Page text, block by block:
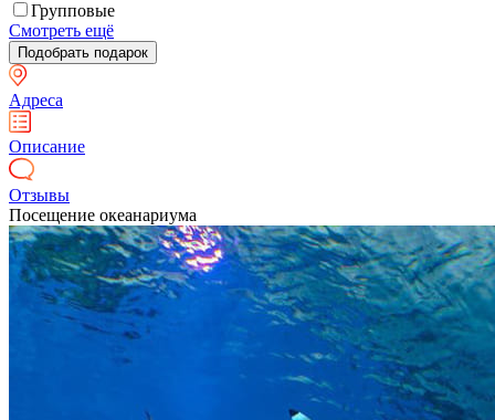
Групповые
Смотреть ещё
Адреса
Описание
Отзывы
Посещение океанариума